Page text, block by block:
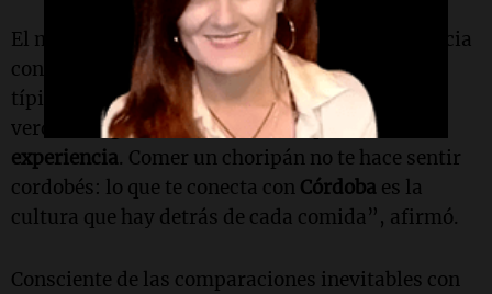
El movimiento recorre cada región de la provincia
con un
tour gastronómicoque combina platos
típicos con música, arte y cultura local. “La
verdadera gastronomía no es un plato, es una
experiencia. Comer un choripán no te hace sentir
cordobés: lo que te conecta con Córdoba es la
cultura que hay detrás de cada comida”, afirmó.
Consciente de las comparaciones inevitables con